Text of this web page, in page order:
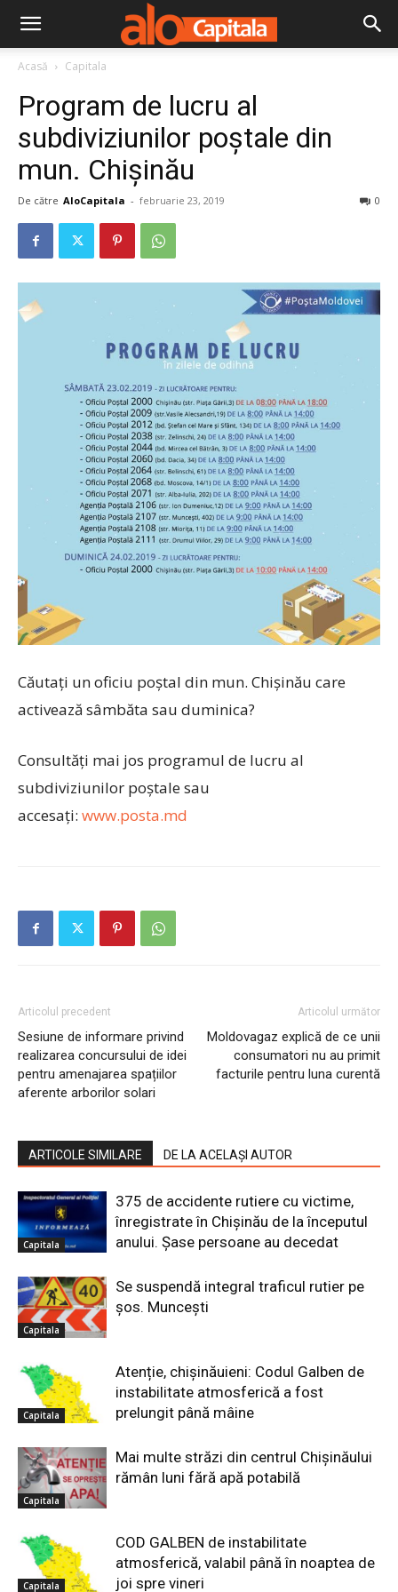
Acasă Capitala
Program de lucru al
subdiviziunilor poștale din
mun. Chișinău
De către AloCapitala - februarie 23, 2019 0
Căutați un oficiu poștal din mun. Chișinău care
activează sâmbăta sau duminica?
Consultăți mai jos programul de lucru al
subdiviziunilor poștale sau
accesați: www.posta.md
Articolul precedent
Sesiune de informare privind
realizarea concursului de idei
pentru amenajarea spațiilor
aferente arborilor solari
Articolul următor
Moldovagaz explică de ce unii
consumatori nu au primit
facturile pentru luna curentă
ARTICOLE SIMILARE DE LA ACELAȘI AUTOR
Capitala
375 de accidente rutiere cu victime,
înregistrate în Chișinău de la începutul
anului. Șase persoane au decedat
Capitala
Se suspendă integral traficul rutier pe
șos. Muncești
Capitala
Atenție, chișinăuieni: Codul Galben de
instabilitate atmosferică a fost
prelungit până mâine
Capitala
Mai multe străzi din centrul Chișinăului
rămân luni fără apă potabilă
Capitala
COD GALBEN de instabilitate
atmosferică, valabil până în noaptea de
joi spre vineri